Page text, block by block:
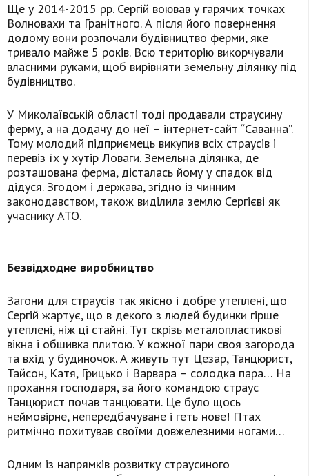
Ще у 2014-2015 рр. Сергій воював у гарячих точках
Волновахи та Гранітного. А після його повернення
додому вони розпочали будівництво ферми, яке
тривало майже 5 років. Всю територію викорчували
власними руками, щоб вирівняти земельну ділянку під
будівництво.
У Миколаївській області тоді продавали страусину
ферму, а на додачу до неї – інтернет-сайт “Саванна”.
Тому молодий підприємець викупив всіх страусів і
перевіз їх у хутір Ловаги. Земельна ділянка, де
розташована ферма, дісталась йому у спадок від
дідуся. Згодом і держава, згідно із чинним
законодавством, також виділила землю Сергієві як
учаснику АТО.
Безвідходне виробництво
Загони для страусів так якісно і добре утеплені, що
Сергій жартує, що в декого з людей будинки гірше
утеплені, ніж ці стайні. Тут скрізь металопластикові
вікна і обшивка плитою. У кожної пари своя загорода
та вхід у будиночок. А живуть тут Цезар, Танцюрист,
Тайсон, Катя, Грицько і Варвара – солодка пара… На
прохання господаря, за його командою страус
Танцюрист почав танцювати. Це було щось
неймовірне, непередбачуване і геть нове! Птах
ритмічно похитував своїми довжелезними ногами…
Одним із напрямків розвитку страусиного